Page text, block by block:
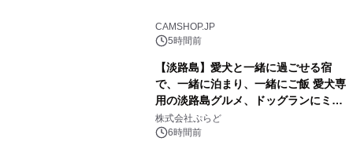
CAMSHOP.JP
5時間前
【淡路島】愛犬と一緒に過ごせる宿
で、一緒に泊まり、一緒にご飯 愛犬専
用の淡路島グルメ、ドッグランにミニ
プール グランピングとトレーラーハウ
スの2施設で
株式会社ぷらど
6時間前